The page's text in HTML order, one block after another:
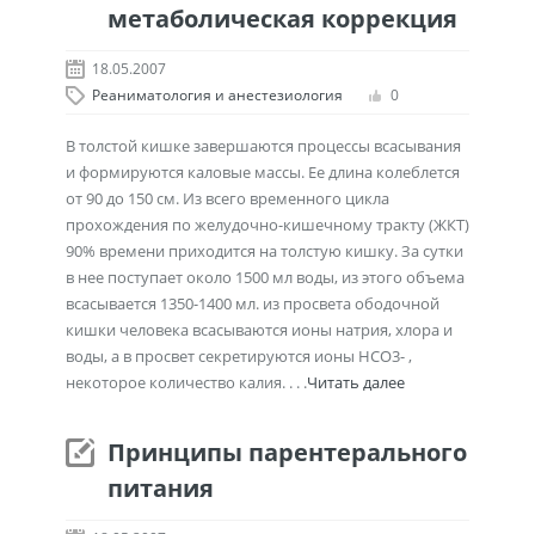
метаболическая коррекция
18.05.2007
Реаниматология и анестезиология
0
В толстой кишке завершаются процессы всасывания
и формируются каловые массы. Ее длина колеблется
от 90 до 150 см. Из всего временного цикла
прохождения по желудочно-кишечному тракту (ЖКТ)
90% времени приходится на толстую кишку. За сутки
в нее поступает около 1500 мл воды, из этого объема
всасывается 1350-1400 мл. из просвета ободочной
кишки человека всасываются ионы натрия, хлора и
воды, а в просвет секретируются ионы НСО3- ,
некоторое количество калия. . . .Читать далее
Принципы парентерального
питания